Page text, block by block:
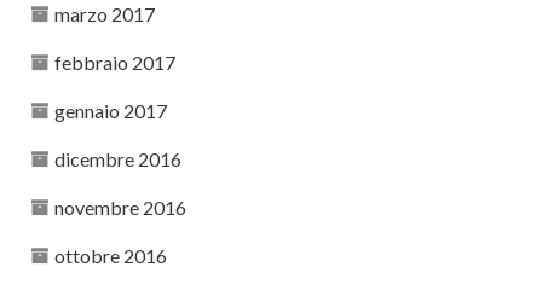
marzo 2017
febbraio 2017
gennaio 2017
dicembre 2016
novembre 2016
ottobre 2016